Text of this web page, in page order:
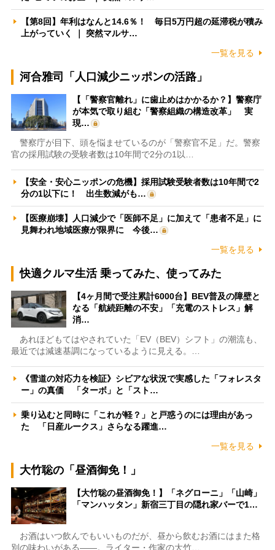
【第8回】年利はなんと14.6％！ 毎日5万円超の延滞税が積み
上がっていく ｜ 突然マルサ…
一覧を見る
河合雅司「人口減少ニッポンの活路」
【「警察官離れ」に歯止めはかかるか？】警察庁
が本気で取り組む「警察組織の構造改革」 実
現…
警察庁が目下、頭を悩ませているのが「警察官不足」だ。警察
官の採用試験の受験者数は10年間で2分の1以…
【安全・安心ニッポンの危機】採用試験受験者数は10年間で2
分の1以下に！ 出生数減がも…
【医療崩壊】人口減少で「医師不足」に加えて「患者不足」に
見舞われ地域医療が限界に 今後…
一覧を見る
快適クルマ生活 乗ってみた、使ってみた
【4ヶ月間で受注累計6000台】BEV普及の障壁と
なる「航続距離の不安」「充電のストレス」解
消…
あれほどもてはやされていた「EV（BEV）シフト」の潮流も、
最近では減速基調になっているように見える。…
《雪道の対応力を検証》シビアな状況で実感した「フォレスタ
ー」の真価 「ターボ」と「スト…
乗り込むと同時に「これが軽？」と戸惑うのには理由があっ
た 「日産ルークス」さらなる躍進…
一覧を見る
大竹聡の「昼酒御免！」
【大竹聡の昼酒御免！】「ネグローニ」「山崎」
「マンハッタン」新宿三丁目の隠れ家バーで1…
お酒はいつ飲んでもいいものだが、昼から飲むお酒にはまた格
別の味わいがある――。ライター・作家の大竹…